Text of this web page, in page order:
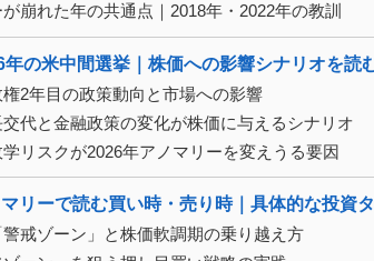
崩れた年の共通点｜2018年・2022年の教訓
の米中間選挙｜株価への影響シナリオを読
権2年目の政策動向と市場への影響
代と金融政策の変化が株価に与えるシナリオ
リスクが2026年アノマリーを変えうる要因
リーで読む買い時・売り時｜具体的な投資
戒ゾーン」と株価軟調期の乗り越え方